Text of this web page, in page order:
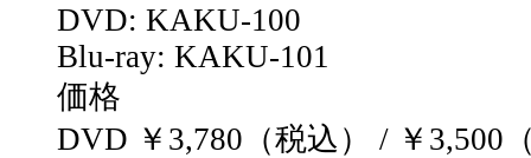
DVD: KAKU-100
Blu-ray: KAKU-101
価格
DVD ￥3,780（税込） / ￥3,500